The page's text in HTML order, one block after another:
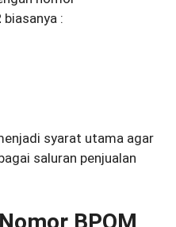
biasanya :
syarat utama agar
saluran penjualan
BPOM